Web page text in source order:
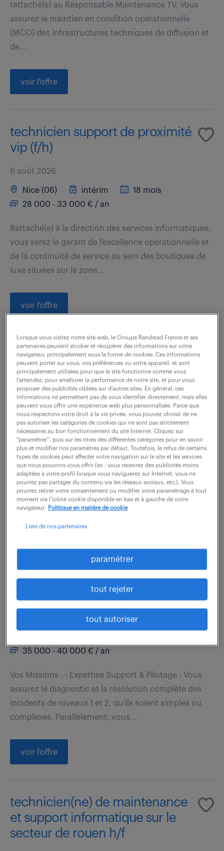
rattaché(e) au Responsable Maintenance TV. Vous
assurez le maintien en condition opérationnelle
(MCO) des infrastructures techniques de diffusion et
de...
voir l'offre
technicien support de proximité
vip (f/h)
6 août 2026
Nice (06) intérim
18 mois
28 000 - 33 000 € / an
Rattaché(e) à la direction des services informatiques,
vous serez le garant de l'excellence opérationnelle et
de la continuité de service au sein des boutiques de
luxe situées sur la zone...
voir l'offre
technicien support it confirmé
(f/h)
6 août 2026
Mougins (06)
CDI
35 000 - 45 000 € / an
Vos Missions : - Expertise Support & Pilotage : Vous
assurez le diagnostic et la résolution complète des
incidents de niveaux 1 et 2, qu'ils soient simples ou
complexes. Parallèlement, vous...
voir l'offre
technicien support it confirmé
35 000 - 40 000 € / an
Vos Missions : - Expertise Support & Pilotage : Vous
assurez le diagnostic et la résolution complète des
incidents de niveaux 1 et 2, qu'ils soient simples ou
complexes. Parallèlement, vous...
voir l'offre
technicien(ne) de maintenance
et support informatique sur le
secteur de rouen h/f
Lorsque vous visitez notre site web, le Groupe Randstad France et ses
partenaires peuvent stocker et récupérer des informations sur votre
navigateur, principalement sous la forme de cookies. Ces informations
peuvent porter sur vous, vos préférences ou votre appareil, et sont
principalement utilisées pour que le site fonctionne comme vous
l’attendez, pour améliorer la performance de notre site, et pour vous
proposer des publicités ciblées sur d’autres sites. En général, ces
informations ne permettent pas de vous identifier directement, mais elles
peuvent vous offrir une expérience web plus personnalisée. Parce que
nous respectons votre droit à la vie privée, vous pouvez choisir de ne
pas autoriser les catégories de cookies qui ne sont pas strictement
nécessaires au bon fonctionnement du site Internet. Cliquez sur
“paramétrer”, puis sur les titres des différentes catégories pour en savoir
plus et modifier nos paramètres par défaut. Toutefois, le refus de certains
types de cookies peut affecter votre navigation sur le site et les services
que nous pouvons vous offrir (ex : vous recevrez des publicités moins
adaptées à votre profil lorsque vous naviguerez sur Internet, vous ne
pourrez pas partager du contenu via les réseaux sociaux, etc.). Vous
pourrez retirer votre consentement ou modifier votre paramétrage à tout
moment via l’icône cookie disponible en bas et à gauche de votre
navigateur.
Politique en matière de cookie
Liste de nos partenaires
paramétrer
tout rejeter
tout autoriser